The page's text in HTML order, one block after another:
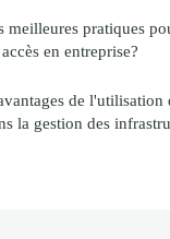
meilleures pratiques
en entreprise?
de l'utilisation
la gestion des